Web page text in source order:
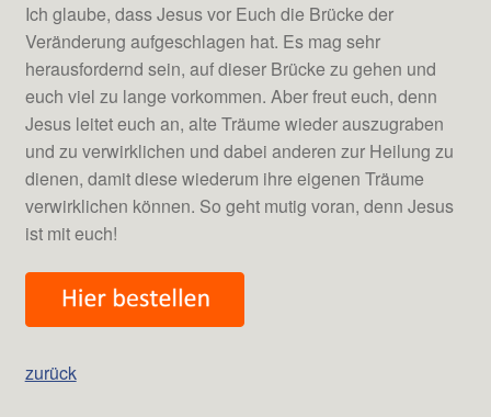
Ich glaube, dass Jesus vor Euch die Brücke der
Veränderung aufgeschlagen hat. Es mag sehr
herausfordernd sein, auf dieser Brücke zu gehen und
euch viel zu lange vorkommen. Aber freut euch, denn
Jesus leitet euch an, alte Träume wieder auszugraben
und zu verwirklichen und dabei anderen zur Heilung zu
dienen, damit diese wiederum ihre eigenen Träume
verwirklichen können. So geht mutig voran, denn Jesus
ist mit euch!
zurück